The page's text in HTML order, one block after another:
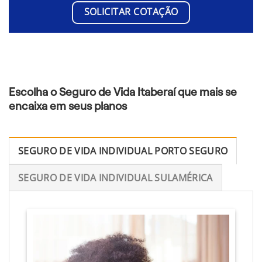
SOLICITAR COTAÇÃO
Escolha o Seguro de Vida Itaberaí que mais se
encaixa em seus planos
SEGURO DE VIDA INDIVIDUAL PORTO SEGURO
SEGURO DE VIDA INDIVIDUAL SULAMÉRICA